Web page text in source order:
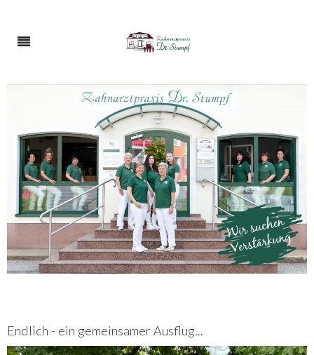
Endlich - ein gemeinsamer Ausflug...